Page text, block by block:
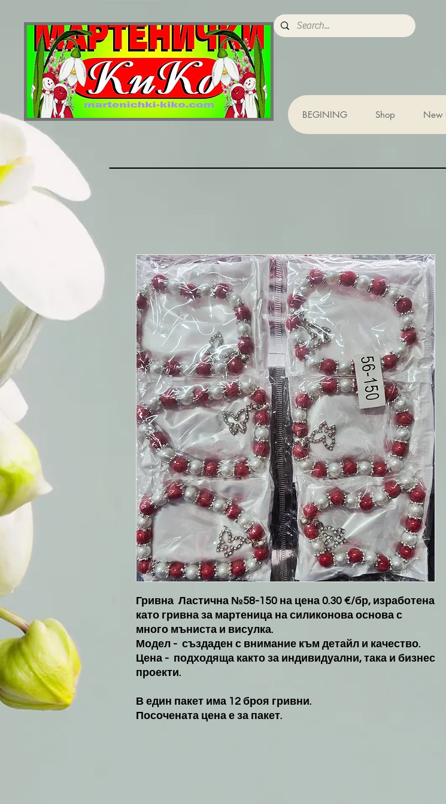
BEGINING Shop New
Гривна Ластична №58-150 на цена 0.30 €/бр, изработена
като гривна за мартеница на силиконова основа с
много мъниста и висулка.
Модел - създаден с внимание към детайл и качество.
Цена - подходяща както за индивидуални, така и бизнес
проекти.
В един пакет има 12 броя гривни.
Посочената цена е за пакет.